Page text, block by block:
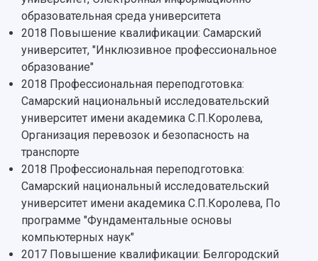
Руководство
Наблюдательный совет
Попечительский совет
Ученый совет
Ректорат
Кадровый резерв
Персоналии
Сотрудники и преподаватели
Заслуженные деятели
Структура университета
Институты и факультеты
Кафедры
СМИ об университете
Пресс-центр
Газета "Полет"
Газета "Самарский университет"
Мы в соцсетях
Мультимедиа
Подкасты
Просветительский проект "Одержимы
Аспирантура
Формы обучения
Учебные планы
Дополнительное образование
Институты и факультеты
Образовательные программы
Профессорско-преподавательский состав
Расписание занятий
Стипендии
Тестирование иностранных граждан на
знание русского языка, истории России и
Конкурс на замещение должностей научных
работников
Научно-технический совет
Научные проекты и темы
Аспирантура и докторантура
Справочные материалы
Научная инфраструктура
Научно-исследовательские подразделения
Структурная схема управления научно-
исследовательской деятельностью
Материальная база
образовательная среда университета
2018 Повышение квалификации: Самарский
университет, "Инклюзивное профессиональное
образование"
2018 Профессиональная переподготовка:
Самарский национальный исследовательский
университет имени академика С.П.Королева,
Организация перевозок и безопасность на
транспорте
2018 Профессиональная переподготовка:
Самарский национальный исследовательский
университет имени академика С.П.Королева, По
программе "Фундаментальные основы
компьютерных наук"
2017 Повышение квалификации: Белгородский